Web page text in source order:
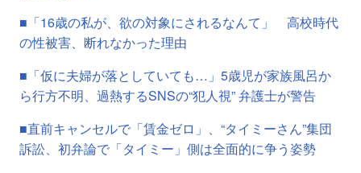
■「16歳の私が、欲の対象にされるなんて」 高校時代
の性被害、断れなかった理由
■「仮に夫婦が落としていても…」5歳児が家族風呂か
ら行方不明、過熱するSNSの“犯人視” 弁護士が警告
■直前キャンセルで「賃金ゼロ」、“タイミーさん”集団
訴訟、初弁論で「タイミー」側は全面的に争う姿勢